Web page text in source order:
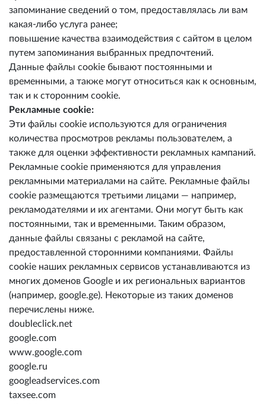
запоминание сведений о том, предоставлялась ли вам
какая-либо услуга ранее;
повышение качества взаимодействия с сайтом в целом
путем запоминания выбранных предпочтений.
Данные файлы cookie бывают постоянными и
временными, а также могут относиться как к основным,
так и к сторонним cookie.
Рекламные cookie:
Эти файлы cookie используются для ограничения
количества просмотров рекламы пользователем, а
также для оценки эффективности рекламных кампаний.
Рекламные cookie применяются для управления
рекламными материалами на сайте. Рекламные файлы
cookie размещаются третьими лицами — например,
рекламодателями и их агентами. Они могут быть как
постоянными, так и временными. Таким образом,
данные файлы связаны с рекламой на сайте,
предоставленной сторонними компаниями. Файлы
cookie наших рекламных сервисов устанавливаются из
многих доменов Google и их региональных вариантов
(например, google.ge). Некоторые из таких доменов
перечислены ниже.
doubleclick.net
google.com
www.google.com
google.ru
googleadservices.com
taxsee.com